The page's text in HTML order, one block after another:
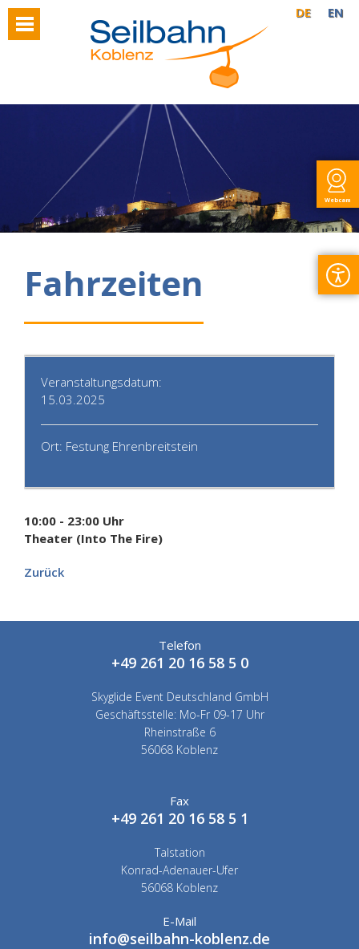
Webcam
DE EN
Fahrzeiten
Veranstaltungsdatum:
15.03.2025
Ort: Festung Ehrenbreitstein
10:00 - 23:00 Uhr
Theater (Into The Fire)
Zurück
Telefon
+49 261 20 16 58 5 0
Skyglide Event Deutschland GmbH
Geschäftsstelle: Mo-Fr 09-17 Uhr
Rheinstraße 6
56068 Koblenz
Fax
+49 261 20 16 58 5 1
Talstation
Konrad-Adenauer-Ufer
56068 Koblenz
E-Mail
info@seilbahn-koblenz.de